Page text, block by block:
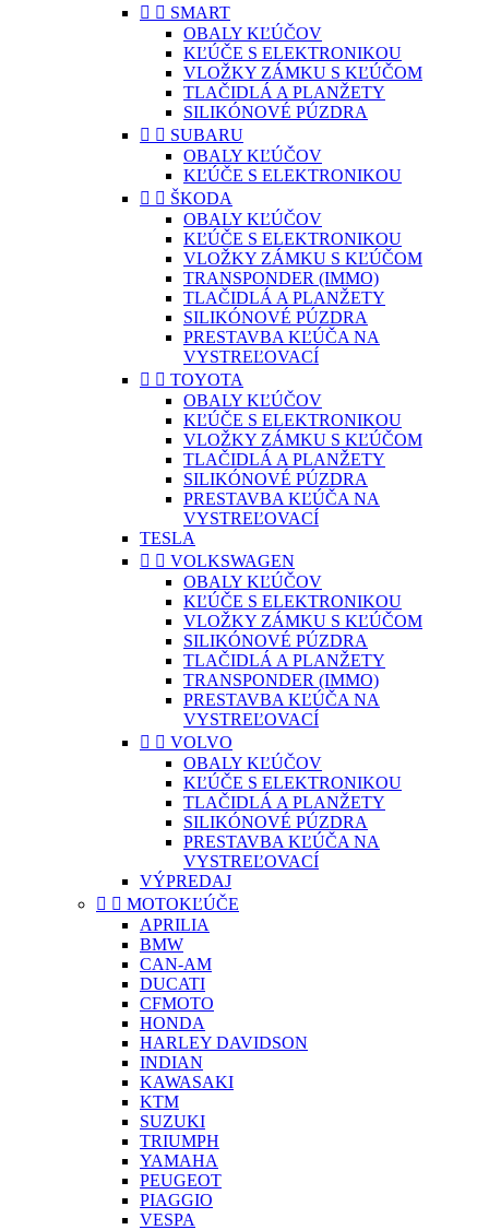
  SMART
OBALY KĽÚČOV
KĽÚČE S ELEKTRONIKOU
VLOŽKY ZÁMKU S KĽÚČOM
TLAČIDLÁ A PLANŽETY
SILIKÓNOVÉ PÚZDRA
  SUBARU
OBALY KĽÚČOV
KĽÚČE S ELEKTRONIKOU
  ŠKODA
OBALY KĽÚČOV
KĽÚČE S ELEKTRONIKOU
VLOŽKY ZÁMKU S KĽÚČOM
TRANSPONDER (IMMO)
TLAČIDLÁ A PLANŽETY
SILIKÓNOVÉ PÚZDRA
PRESTAVBA KĽÚČA NA
VYSTREĽOVACÍ
  TOYOTA
OBALY KĽÚČOV
KĽÚČE S ELEKTRONIKOU
VLOŽKY ZÁMKU S KĽÚČOM
TLAČIDLÁ A PLANŽETY
SILIKÓNOVÉ PÚZDRA
PRESTAVBA KĽÚČA NA
VYSTREĽOVACÍ
TESLA
  VOLKSWAGEN
OBALY KĽÚČOV
KĽÚČE S ELEKTRONIKOU
VLOŽKY ZÁMKU S KĽÚČOM
SILIKÓNOVÉ PÚZDRA
TLAČIDLÁ A PLANŽETY
TRANSPONDER (IMMO)
PRESTAVBA KĽÚČA NA
VYSTREĽOVACÍ
  VOLVO
OBALY KĽÚČOV
KĽÚČE S ELEKTRONIKOU
TLAČIDLÁ A PLANŽETY
SILIKÓNOVÉ PÚZDRA
PRESTAVBA KĽÚČA NA
VYSTREĽOVACÍ
VÝPREDAJ
  MOTOKĽÚČE
APRILIA
BMW
CAN-AM
DUCATI
CFMOTO
HONDA
HARLEY DAVIDSON
INDIAN
KAWASAKI
KTM
SUZUKI
TRIUMPH
YAMAHA
PEUGEOT
PIAGGIO
VESPA